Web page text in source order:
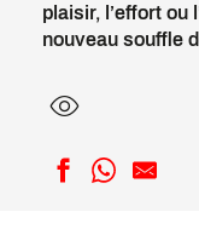
plaisir, l’effort ou
nouveau souffle